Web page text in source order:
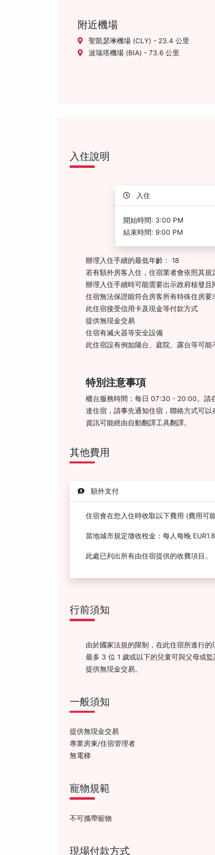
附近機場
聖凱瑟琳機場 (CLY) - 23.4 公里
波瑞塔機場 (BIA) - 73.6 公里
入住說明
入住
開始時間: 3:00 PM
結束時間: 9:00 PM
辦理入住手續的最低年齡： 18
若有額外房客入住，住宿業者會依照其規
辦理入住手續時可能需要出示政府核發
住宿無法保證能符合房客所有特殊住房
此住宿接受信用卡及現金等付款方式
提供無現金交易
住宿有滅火器等安全設備
此住宿設有例如陽台、庭院、露台等可
特別注意事項
櫃台服務時間：每日 07:30 - 20:00。請
達住宿，請事先通知住宿，聯絡方式可
資訊可能經由自動翻譯工具翻譯。
其他費用
額外支付
住宿會在您入住時收取以下費用 (費用可
當地城市規定徵收稅金：每人每晚
此處已列出所有由住宿提供的收費項目。
行前須知
由於國家法規的限制，在此住宿所進行
最多 3 位 1 歲或以下的兒童可與父母或
提供無現金交易。
一般須知
提供無現金交易
專業房東/住宿管理者
無電梯
寵物規範
不可攜帶寵物
現場付款方式